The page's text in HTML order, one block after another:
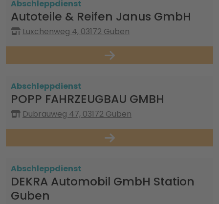
Abschleppdienst
Autoteile & Reifen Janus GmbH
Luxchenweg 4, 03172 Guben
Abschleppdienst
POPP FAHRZEUGBAU GMBH
Dubrauweg 47, 03172 Guben
Abschleppdienst
DEKRA Automobil GmbH Station
Guben